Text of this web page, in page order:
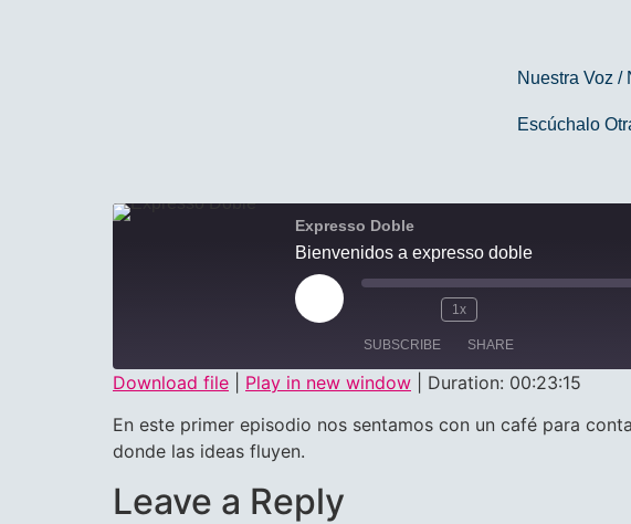
Nuestra Voz /
Escúchalo
Expresso Doble
Bienvenidos a expresso doble
1x
SUBSCRIBE SHARE
RSS FEED
LINK
EMBED
Download file Play in new window
Duration: 00:23:15
En este primer episodio nos sentamos con un café para
donde las ideas fluyen.
Leave a Reply